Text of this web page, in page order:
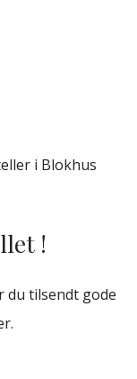
i Blokhus
!
du tilsendt gode